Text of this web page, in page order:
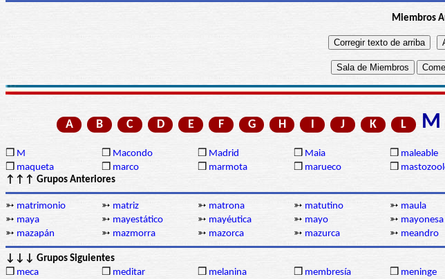
Miembros
A B C D E F G H I J K L M
❒ M ❒ Macondo ❒ Madrid ❒ Maia ❒ maleable
❒ maqueta ❒ marco ❒ marmota ❒ marueco ❒
↑↑↑ Grupos Anteriores
➳ matrimonio ➳ matriz ➳ matrona ➳ matutino ➳ maula
➳ maya ➳ mayestático ➳ mayéutica ➳ mayo ➳ mayonesa
➳ mazapán ➳ mazmorra ➳ mazorca ➳ mazurca ➳ meandro
↓↓↓ Grupos Siguientes
❒ meca ❒ meditar ❒ melanina ❒ membresía ❒ meninge